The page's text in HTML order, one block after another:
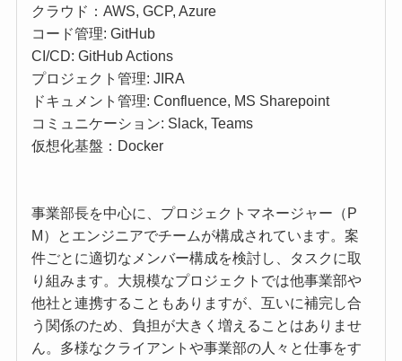
クラウド：AWS, GCP, Azure
コード管理: GitHub
CI/CD: GitHub Actions
プロジェクト管理: JIRA
ドキュメント管理: Confluence, MS Sharepoint
コミュニケーション: Slack, Teams
仮想化基盤：Docker
事業部長を中心に、プロジェクトマネージャー（P
M）とエンジニアでチームが構成されています。案
件ごとに適切なメンバー構成を検討し、タスクに取
り組みます。大規模なプロジェクトでは他事業部や
他社と連携することもありますが、互いに補完し合
う関係のため、負担が大きく増えることはありませ
ん。多様なクライアントや事業部の人々と仕事をす